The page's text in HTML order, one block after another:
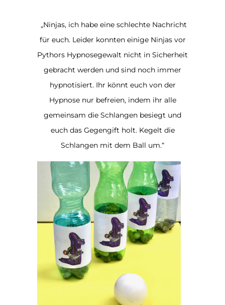
„Ninjas, ich habe eine schlechte Nachricht
für euch. Leider konnten einige Ninjas vor
Pythors Hypnosegewalt nicht in Sicherheit
gebracht werden und sind noch immer
hypnotisiert. Ihr könnt euch von der
Hypnose nur befreien, indem ihr alle
gemeinsam die Schlangen besiegt und
euch das Gegengift holt. Kegelt die
Schlangen mit dem Ball um.“